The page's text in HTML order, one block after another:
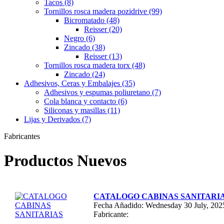
Tacos (8)
Tornillos rosca madera pozidrive (99)
Bicromatado (48)
Reisser (20)
Negro (6)
Zincado (38)
Reisser (13)
Tornillos rosca madera torx (48)
Zincado (24)
Adhesivos, Ceras y Embalajes (35)
Adhesivos y espumas poliuretano (7)
Cola blanca y contacto (6)
Siliconas y masillas (11)
Lijas y Derivados (7)
Fabricantes
Productos Nuevos
CATALOGO CABINAS
Fecha Añadido: Wednesday 30 July,
Fabricante: